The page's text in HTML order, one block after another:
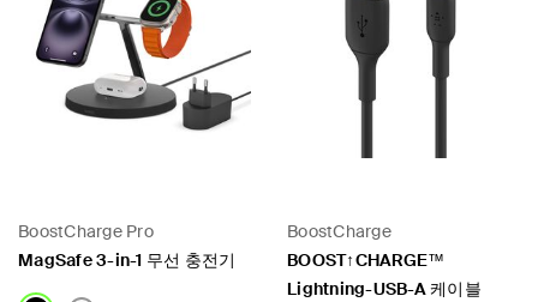
BoostCharge Pro
MagSafe 3-in-1 무선 충전기
BoostCharge
BOOST↑CHARGE™
Lightning-USB-A 케이블